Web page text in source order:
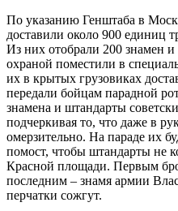
По указанию Генштаба в
доставили около 900 единиц
Из них отобрали 200 знамен
охраной поместили в
их в крытых грузовиках
передали бойцам парадной
знамена и штандарты
подчеркивая то, что даже в
омерзительно. На параде их
помост, чтобы штандарты не
Красной площади. Первым
последним – знамя армии
перчатки сожгут.